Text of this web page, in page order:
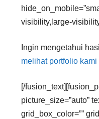
visibility,large-
Ingin mengetahui
melihat portfolio kami
[/
picture_size=”auto”
grid_box_color=””